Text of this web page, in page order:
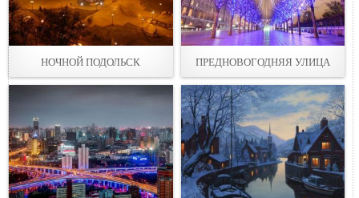
НОЧНОЙ ПОДОЛЬСК ПРЕДНОВОГОДНЯЯ УЛИЦА